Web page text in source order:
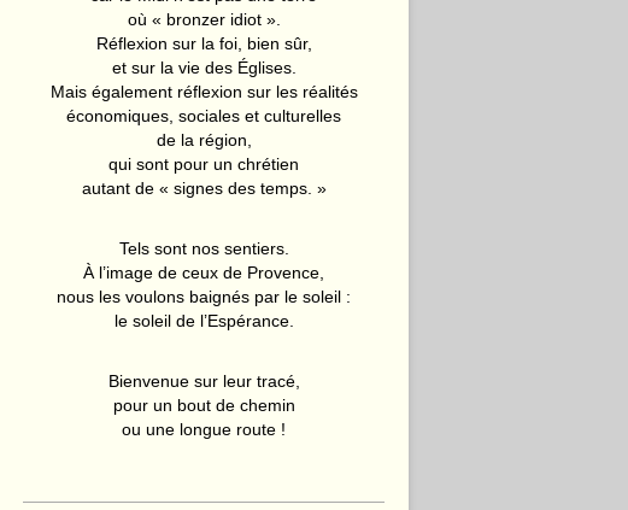
où « bronzer idiot ».
Réflexion sur la foi, bien sûr,
et sur la vie des Églises.
Mais également réflexion sur les réalités
économiques, sociales et culturelles
de la région,
qui sont pour un chrétien
autant de « signes des temps. »
Tels sont nos sentiers.
À l’image de ceux de Provence,
nous les voulons baignés par le soleil :
le soleil de l’Espérance.
Bienvenue sur leur tracé,
pour un bout de chemin
ou une longue route !